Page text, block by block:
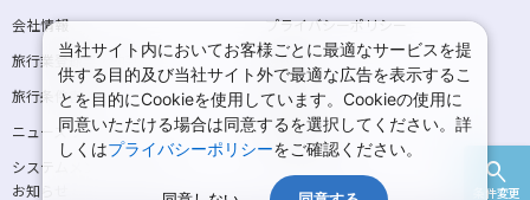
条件変更
埼玉県 千葉県
茨城県 栃木県
東京都ホテル・旅館 神奈川県ホテル・旅館
埼玉県ホテル・旅館 千葉県ホテル・旅館
茨城県ホテル・旅館 栃木県ホテル・旅館
層雲峡温泉(北海道)
東北
花巻温泉(岩手) 蔵王温泉(山形)
かみのやま温泉(山形) 鳴子温泉(宮城)
青森旅行・ツアー 岩手旅行・ツアー
宮城旅行・ツアー 秋田旅行・ツアー
山形旅行・ツアー 福島旅行・ツアー
カップル・夫婦旅行 国内版 女子旅 国内版
卒業旅行・学生旅行 国内版
桜・お花見特集
ゴールデンウィーク（GW）の国内
旅行
夏休み・お盆の国内旅行 7月の国内旅行
8月の国内旅行 9月の国内旅行
10月の国内旅行 11月の国内旅行
会社情報
プライバシーポリシー
旅行業登録票・約款
規約集
旅行条件書
商標について
ニュースリリース
採用情報
システムメンテナンスの
お知らせ
当社サイト内においてお客様ごとに最適なサービスを提
供する目的及び当社サイト外で最適な広告を表示するこ
とを目的にCookieを使用しています。Cookieの使用に
同意いただける場合は同意するを選択してください。詳
しくはプライバシーポリシーをご確認ください。